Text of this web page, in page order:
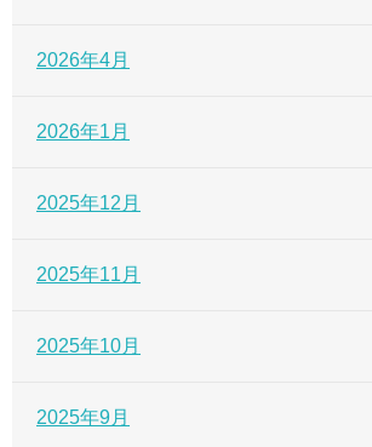
2026年4月
2026年1月
2025年12月
2025年11月
2025年10月
2025年9月